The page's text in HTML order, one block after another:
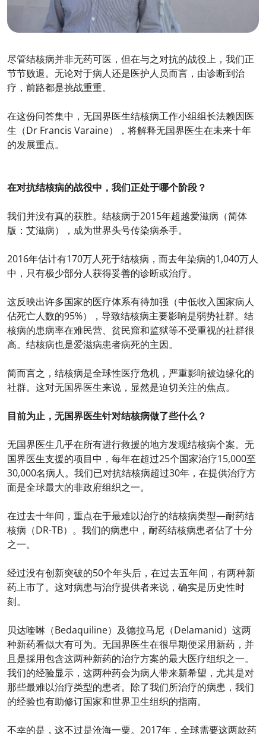
尽管结核病并非无药可医，但在与之对抗的战役上，我们正
节节败退。无论对于病人还是医护人员而言，由诊断到治
疗，前路都是挑战重重。
在这份问答集中，无国界医生结核病工作小组组长法赖因医
生（Dr Francis Varaine），将解释无国界医生在未来十年
的发展重点。
在对抗结核病的战役中，我们正处于哪个阶段？
我们并没有真的获胜。结核病于2015年超越爱滋病（简体
版：艾滋病），成为世界头号传染病杀手。
2016年估计有170万人死于结核病，而去年染病的1,040万人
中，只有极少部分人获得妥善的诊断或治疗。
这反映出许多国家的医疗体系有待加强（中低收入国家病人
佔死亡人数的95%），导致结核病主要影响是弱势社群。结
核病的患病率在难民营、贫民窟和监狱等不受重视的社群很
高。结核病也是爱滋病患者病死的主因。
简而言之，结核病是全球性医疗危机，严重影响被边缘化的
社群。这对无国界医生来说，显然是迫切关注的焦点。
目前为止，无国界医生针对结核病做了些什么？
无国界医生几乎在所有进行救援的地方发现结核病个案。无
国界医生支援的项目中，每年在超过25个国家治疗15,000至
30,000名病人。我们已对抗结核病超过30年，在提供治疗方
面是全球最大的非政府组织之一。
在过去十年间，重点在于最难以治疗的结核病类型—耐药结
核病（DR-TB）。我们的病患中，耐药结核病患者佔了十分
之一。
经过没有创新突破的50个年头后，在过去五年间，有两种新
药上市了。这对病患与治疗提供者来说，确实是历史性时
刻。
贝达喹啉（Bedaquiline）及德拉马尼（Delamanid）这两
种新药看似大有可为。无国界医生在很早期便采用新药，并
且是採用包含这两种新药的治疗方案的最大医疗组织之一。
我们的经验显示，这两种药会为病人带来新希望，尤其是对
那些最难以治疗类型的患者。除了我们所治疗的病患，我们
的经验也有助修订国家和世界卫生组织的指南。
不幸的是，这不过是沧海一粟。2017年，全球需要这两款药